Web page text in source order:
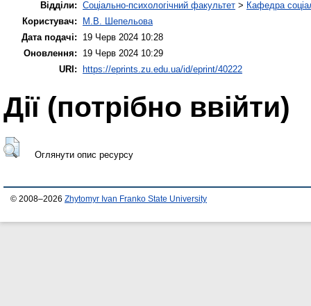
Відділи: Соціально-психологічний факультет > Кафедра
Користувач:
М.В. Шепельова
Дата подачі:
19 Черв 2024 10:28
Оновлення:
19 Черв 2024 10:29
URI: https://eprints.zu.edu.ua/id/eprint/40222
Дії ​​(потрібно ввійти)
Оглянути опис ресурсу
© 2008–2026 Zhytomyr Ivan Franko State University